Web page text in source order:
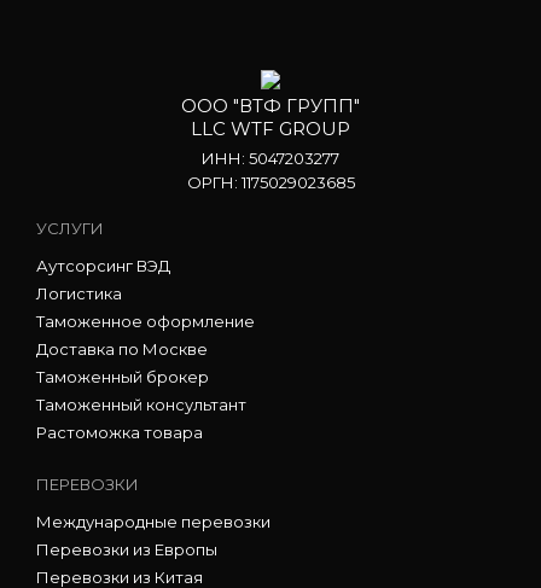
ООО "ВТФ ГРУПП"
LLC WTF GROUP
ИНН: 5047203277
ОРГН: 1175029023685
УСЛУГИ
Аутсорсинг ВЭД
Логистика
Таможенное оформление
Доставка по Москве
Таможенный брокер
Таможенный консультант
Растоможка товара
ПЕРЕВОЗКИ
Международные перевозки
Перевозки из Европы
Перевозки из Китая